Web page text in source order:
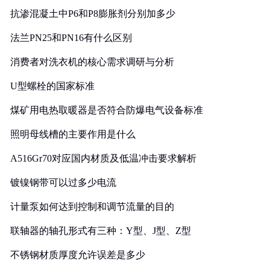
抗渗混凝土中P6和P8膨胀剂分别加多少
法兰PN25和PN16有什么区别
消费者对洗衣机的核心需求调研与分析
U型螺栓的国家标准
煤矿用电热取暖器是否符合防爆电气设备标准
照明母线槽的主要作用是什么
A516Gr70对应国内材质及低温冲击要求解析
镀镍钢带可以过多少电流
计量泵如何达到控制和调节流量的目的
联轴器的轴孔形式有三种：Y型、J型、Z型
不锈钢材质厚度允许误差是多少